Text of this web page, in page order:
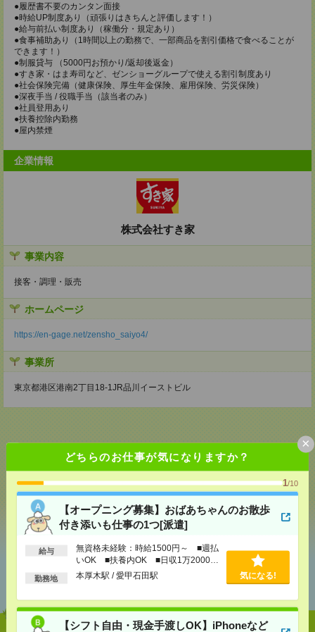
どちらのお仕事が気になりますか？
1/10
【オープニング募集】おばあちゃんのお散歩
付き添いも仕事の1つ[派遣]
給与
無資格未経験：時給1500円～ ■週払
いOK ■扶養内OK ■日収1万2000円
以上
勤務地 本厚木駅 / 愛甲石田駅 気になる!
【シフト自由・現金手渡しOK】iPhoneなど
×
●履歴書不要のカンタン面接
●時給UP制度あり（頑張りはきちんと評価します！）
●給与前払い制度あり（稼働分・規定あり）
●食事補助あり（1時間以上の勤務で、一部商品を割引価格で食べることが
できます！）
●制服貸与 （5000円お預かり/返却後返金）
●すき家・はま寿司など、ゼンショーグループで使える割引制度あり
●社会保険完備（健康保険、厚生年金保険、雇用保険、労災保険）
●深夜手当 / 役職手当（該当者のみ）
●社員登用あり
●扶養控除内勤務
●屋内禁煙
企業情報
株式会社すき家
事業内容
接客・調理・販売
ホームページ
https://en-gage.net/zensho_saiyo4/
事業所
東京都港区港南2丁目18-1JR品川イーストビル
応募ページへ
気になる！
あなたの閲覧履歴からの
おすすめ